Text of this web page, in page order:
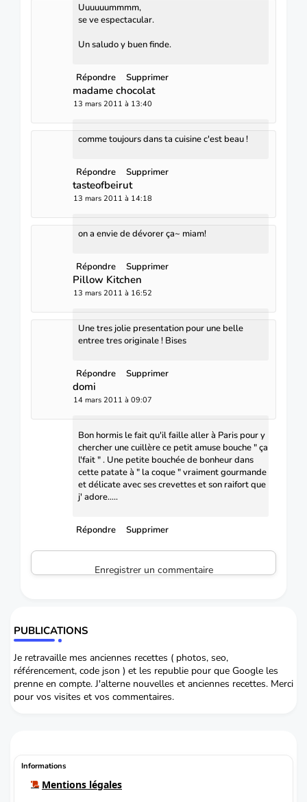
Uuuuuummmm,
se ve espectacular.
Un saludo y buen finde.
Répondre Supprimer
madame chocolat
13 mars 2011 à 13:40
comme toujours dans ta cuisine c'est beau !
Répondre Supprimer
tasteofbeirut
13 mars 2011 à 14:18
on a envie de dévorer ça~ miam!
Répondre Supprimer
Pillow Kitchen
13 mars 2011 à 16:52
Une tres jolie presentation pour une belle
entree tres originale ! Bises
Répondre Supprimer
domi
14 mars 2011 à 09:07
Bon hormis le fait qu'il faille aller à Paris pour y
chercher une cuillère ce petit amuse bouche " ça
l'fait " . Une petite bouchée de bonheur dans
cette patate à " la coque " vraiment gourmande
et délicate avec ses crevettes et son raifort que
j' adore.....
Répondre Supprimer
Enregistrer un commentaire
PUBLICATIONS
Je retravaille mes anciennes recettes ( photos, seo,
référencement, code json ) et les republie pour que Google les
prenne en compte. J'alterne nouvelles et anciennes recettes. Merci
pour vos visites et vos commentaires.
Informations
Mentions légales